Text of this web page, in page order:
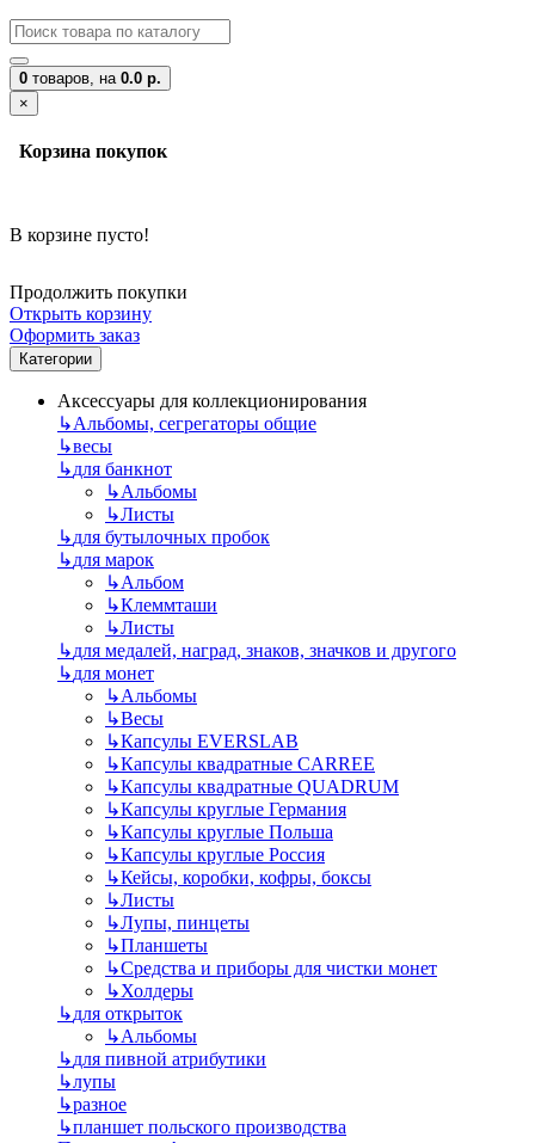
0 товаров, на 0.0 р.
×
Корзина покупок
В корзине пусто!
Продолжить покупки
Открыть корзину
Оформить заказ
Категории
Аксессуары для коллекционирования
↳Альбомы, сегрегаторы общие
↳весы
↳для банкнот
↳Альбомы
↳Листы
↳для бутылочных пробок
↳для марок
↳Альбом
↳Клеммташи
↳Листы
↳для медалей, наград, знаков, значков и другого
↳для монет
↳Альбомы
↳Весы
↳Капсулы EVERSLAB
↳Капсулы квадратные CARREE
↳Капсулы квадратные QUADRUM
↳Капсулы круглые Германия
↳Капсулы круглые Польша
↳Капсулы круглые Россия
↳Кейсы, коробки, кофры, боксы
↳Листы
↳Лупы, пинцеты
↳Планшеты
↳Средства и приборы для чистки монет
↳Холдеры
↳для открыток
↳Альбомы
↳для пивной атрибутики
↳лупы
↳разное
↳планшет польского производства